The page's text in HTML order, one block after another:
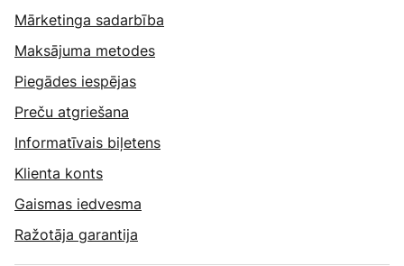
Mārketinga sadarbība
Maksājuma metodes
Piegādes iespējas
Preču atgriešana
Informatīvais biļetens
Klienta konts
Gaismas iedvesma
Ražotāja garantija